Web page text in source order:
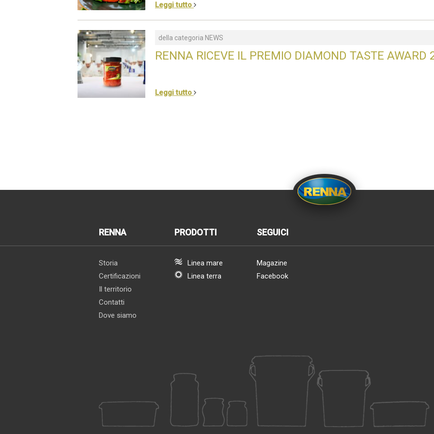
Leggi tutto
della categoria NEWS
RENNA RICEVE IL PREMIO DIAMOND TASTE AWARD
Leggi tutto
RENNA
Storia
Certificazioni
Il territorio
Contatti
Dove siamo
PRODOTTI
Linea mare
Linea terra
SEGUICI
Magazine
Facebook